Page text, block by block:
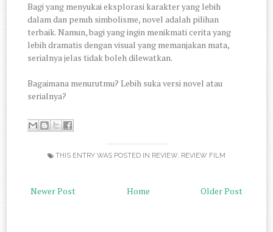
Bagi yang menyukai eksplorasi karakter yang lebih
dalam dan penuh simbolisme, novel adalah pilihan
terbaik. Namun, bagi yang ingin menikmati cerita yang
lebih dramatis dengan visual yang memanjakan mata,
serialnya jelas tidak boleh dilewatkan.
Bagaimana menurutmu? Lebih suka versi novel atau
serialnya?
THIS ENTRY WAS POSTED IN REVIEW, REVIEW FILM
Newer Post Older Post
Home